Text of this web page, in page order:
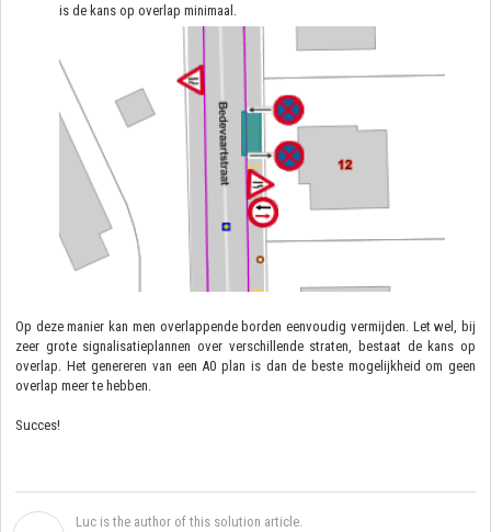
is de kans op overlap minimaal.
Op deze manier kan men overlappende borden eenvoudig vermijden. Let wel, bij
zeer grote signalisatieplannen over verschillende straten, bestaat de kans op
overlap. Het genereren van een A0 plan is dan de beste mogelijkheid om geen
overlap meer te hebben.
Succes!
Luc is the author of this solution article.